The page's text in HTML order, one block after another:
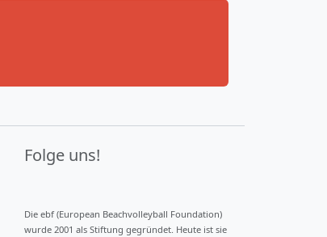
Folge uns!
Die ebf (European Beachvolleyball Foundation)
wurde 2001 als Stiftung gegründet. Heute ist sie